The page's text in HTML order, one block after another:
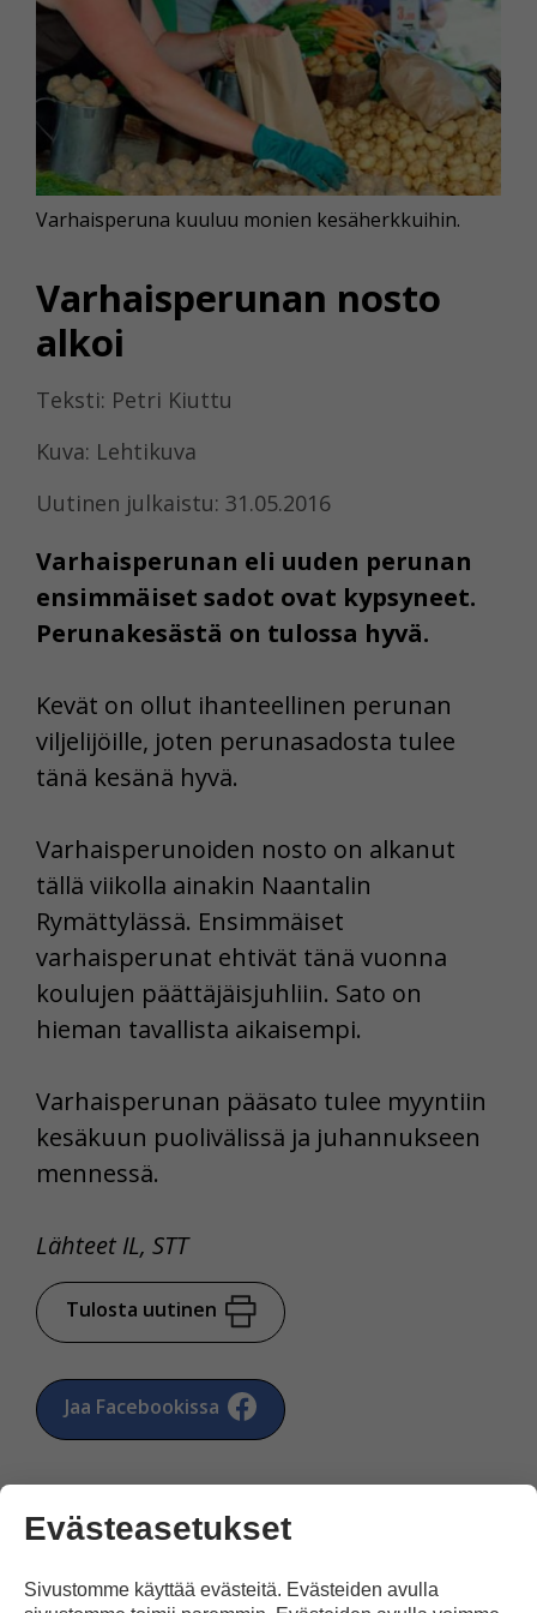
Varhaisperunan nosto
alkoi
Teksti: Petri Kiuttu
Kuva: Lehtikuva
Uutinen julkaistu: 31.05.2016
Varhaisperunan eli uuden perunan
ensimmäiset sadot ovat kypsyneet.
Perunakesästä on tulossa hyvä.
Varhaisperuna kuuluu monien kesäherkkuihin.
Kevät on ollut ihanteellinen perunan
viljelijöille, joten perunasadosta tulee
tänä kesänä hyvä.
Varhaisperunoiden nosto on alkanut
tällä viikolla ainakin Naantalin
Rymättylässä. Ensimmäiset
varhaisperunat ehtivät tänä vuonna
koulujen päättäjäisjuhliin. Sato on
hieman tavallista aikaisempi.
Varhaisperunan pääsato tulee myyntiin
kesäkuun puolivälissä ja juhannukseen
mennessä.
Lähteet IL, STT
Tulosta uutinen
Jaa Facebookissa
Evästeasetukset
Sivustomme käyttää evästeitä. Evästeiden avulla